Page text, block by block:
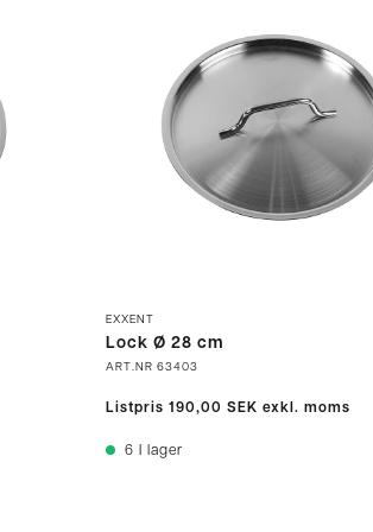
EXXENT
Lock Ø 28 cm
ART.NR 63403
Listpris 190,00 SEK exkl. moms
6 I lager